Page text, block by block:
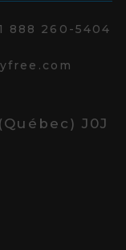
888 260-5404
J0J